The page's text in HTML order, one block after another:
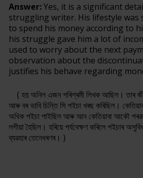
Answer:Yes, it is a significant
struggling writer. His lifestyle was
to spend his money according to
his struggle gave him a lot of
used to worry about the next
observation about the
justifies his behave regarding
( হয় অনিল এজন পৰিশ্ৰমী লিখক আছিল। তাৰ
আৰু বৰ ভাবি চিন্তি সি পইচা খৰছ কৰিছিল।
অধিক পইচা পাইছিল আৰু আন কেতিয়াবা আকৌ
লগীয়া হৈছিল। হৰিয়ে পৰ্যবেক্ষণ কৰিলে পইচাৰ
ব্যৱহাৰ তেনেধৰণৰ। )